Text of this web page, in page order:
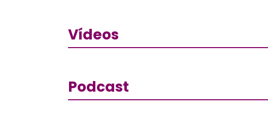
Vídeos
Podcast